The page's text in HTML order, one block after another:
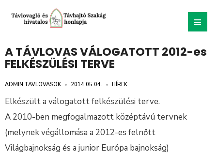
A TÁVLOVAS VÁLOGATOTT 2012-es
FELKÉSZÜLÉSI TERVE
ADMIN.TAVLOVASOK • 2014.05.04. • HÍREK
Elkészült a válogatott felkészülési terve.
A 2010-ben megfogalmazott középtávú tervnek
(melynek végállomása a 2012-es felnőtt
Világbajnokság és a junior Európa bajnokság)